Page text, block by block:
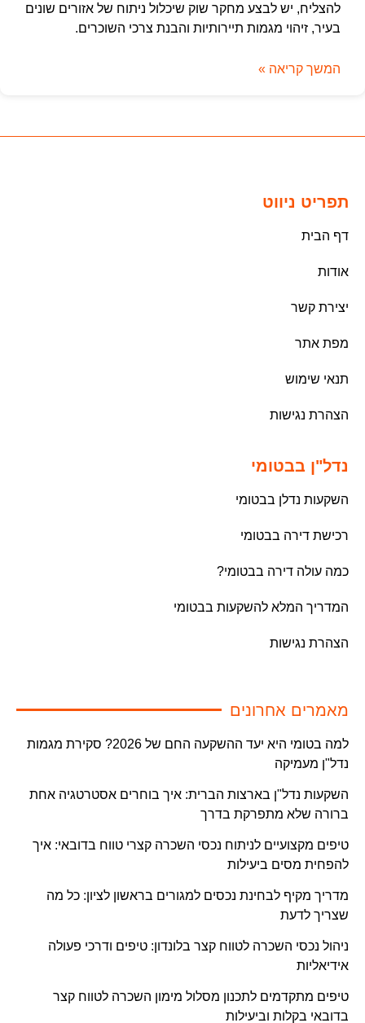
להצליח, יש לבצע מחקר שוק שיכלול ניתוח של אזורים שונים
בעיר, זיהוי מגמות תיירותיות והבנת צרכי השוכרים.
המשך קריאה »
תפריט ניווט
דף הבית
אודות
יצירת קשר
מפת אתר
תנאי שימוש
הצהרת נגישות
נדל"ן בבטומי
השקעות נדלן בבטומי
רכישת דירה בבטומי
כמה עולה דירה בבטומי?
המדריך המלא להשקעות בבטומי
הצהרת נגישות
מאמרים אחרונים
למה בטומי היא יעד ההשקעה החם של 2026? סקירת מגמות
נדל"ן מעמיקה
השקעות נדל"ן בארצות הברית: איך בוחרים אסטרטגיה אחת
ברורה שלא מתפרקת בדרך
טיפים מקצועיים לניתוח נכסי השכרה קצרי טווח בדובאי: איך
להפחית מסים ביעילות
מדריך מקיף לבחינת נכסים למגורים בראשון לציון: כל מה
שצריך לדעת
ניהול נכסי השכרה לטווח קצר בלונדון: טיפים ודרכי פעולה
אידיאליות
טיפים מתקדמים לתכנון מסלול מימון השכרה לטווח קצר
בדובאי בקלות וביעילות